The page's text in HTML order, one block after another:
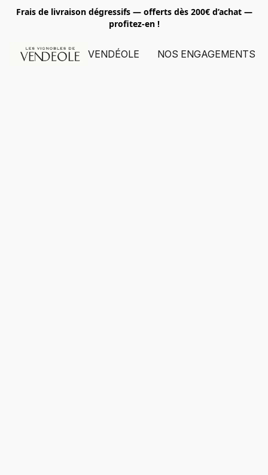
Frais de livraison dégressifs — offerts dès 200€ d’achat —
profitez-en !
VENDÉOLE NOS ENGAGEMENTS